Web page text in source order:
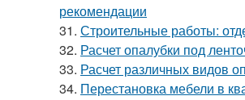
рекомендации
31. Строительные работы:
32. Расчет опалубки под
33. Расчет различных видов
34. Перестановка мебели в